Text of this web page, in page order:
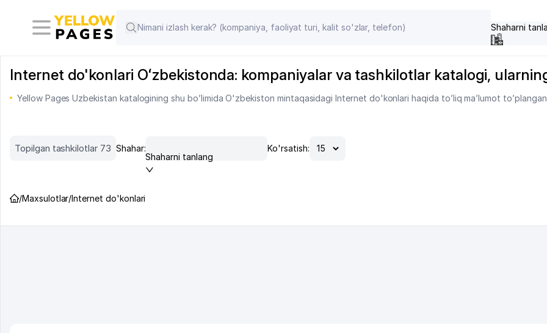
Shaharni
Internet do'konlari Oʻzbekistonda: kompaniyalar va tashkilotlar katalogi,
Yellow Pages Uzbekistan katalogining shu bo’limida O'zbekiston mintaqasidagi Internet do'konlari haqida to’liq ma’lumot
Topilgan tashkilotlar 73 Shahar:
Shaharni tanlang
Ko'rsatish:
/Maxsulotlar/Internet do'konlari